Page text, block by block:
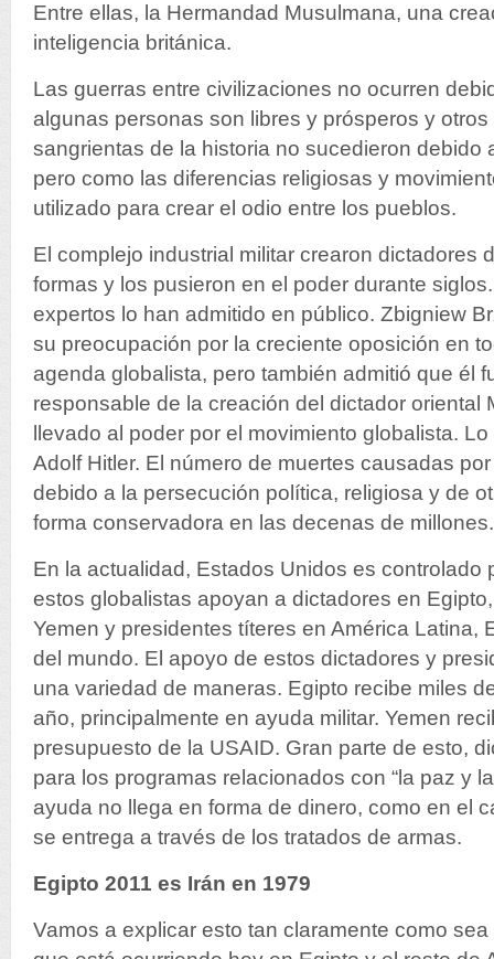
Entre ellas, la Hermandad Musulmana, una
inteligencia británica.
Las guerras entre civilizaciones no ocurren
algunas personas son libres y prósperos y
sangrientas de la historia no sucedieron debido
pero como las diferencias religiosas y
utilizado para crear el odio entre los pueblos.
El complejo industrial militar crearon dictadores
formas y los pusieron en el poder durante
expertos lo han admitido en público. Zbigniew
su preocupación por la creciente oposición en
agenda globalista, pero también admitió que él
responsable de la creación del dictador oriental
llevado al poder por el movimiento globalista.
Adolf Hitler. El número de muertes causadas
debido a la persecución política, religiosa y de
forma conservadora en las decenas de millones.
En la actualidad, Estados Unidos es controlado
estos globalistas apoyan a dictadores en
Yemen y presidentes títeres en América Latina,
del mundo. El apoyo de estos dictadores y
una variedad de maneras. Egipto recibe miles
año, principalmente en ayuda militar. Yemen
presupuesto de la USAID. Gran parte de esto,
para los programas relacionados con “la paz y
ayuda no llega en forma de dinero, como en el
se entrega a través de los tratados de armas.
Egipto 2011 es Irán en 1979
Vamos a explicar esto tan claramente como